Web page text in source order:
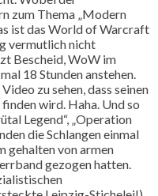
zum Thema „Modern
ist das World of Warcraft
vermutlich nicht
Bescheid, WoW im
18 Stunden anstehen.
zu sehen, dass seinen
wird. Haha. Und so
Legend“, „Operation
die Schlangen einmal
gehalten von armen
gezogen hatten.